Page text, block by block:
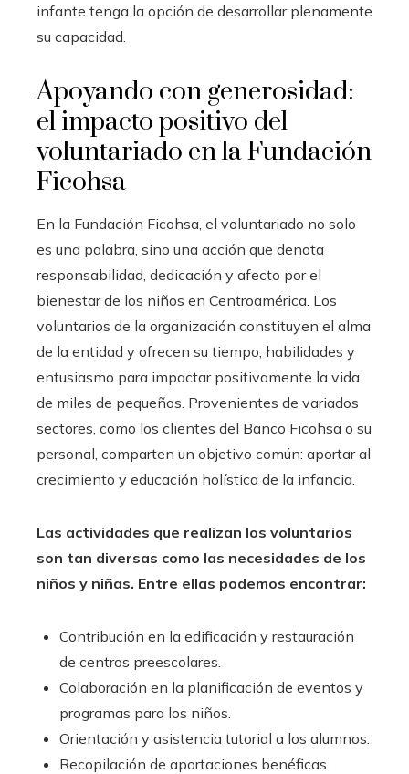
infante tenga la opción de desarrollar plenamente
su capacidad.
Apoyando con generosidad:
el impacto positivo del
voluntariado en la Fundación
Ficohsa
En la Fundación Ficohsa, el voluntariado no solo
es una palabra, sino una acción que denota
responsabilidad, dedicación y afecto por el
bienestar de los niños en Centroamérica. Los
voluntarios de la organización constituyen el alma
de la entidad y ofrecen su tiempo, habilidades y
entusiasmo para impactar positivamente la vida
de miles de pequeños. Provenientes de variados
sectores, como los clientes del Banco Ficohsa o su
personal, comparten un objetivo común: aportar al
crecimiento y educación holística de la infancia.
Las actividades que realizan los voluntarios
son tan diversas como las necesidades de los
niños y niñas. Entre ellas podemos encontrar:
Contribución en la edificación y restauración
de centros preescolares.
Colaboración en la planificación de eventos y
programas para los niños.
Orientación y asistencia tutorial a los alumnos.
Recopilación de aportaciones benéficas.